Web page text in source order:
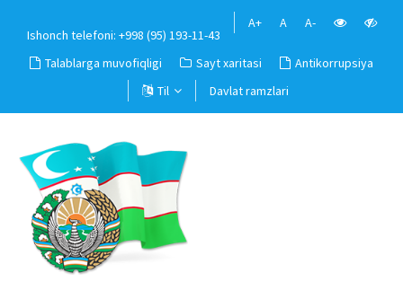
Ishonch telefoni: +998 (95) 193-11-43
A+ A A-
Talablarga muvofiqligi Sayt xaritasi
Antikorrupsiya
Til
Davlat ramzlari